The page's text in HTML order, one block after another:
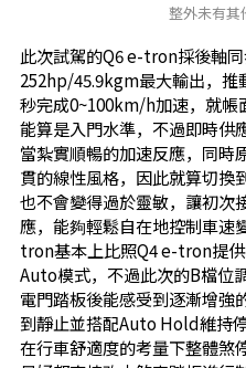
整外未有其
此次試駕的Q6 e-tron採後軸
252hp/45.9kgm最大輸出，推
秒完成0~100km/h加速，就帳
能算是入門水準，不過即時供
當紮實順暢的加速反應，同時
貫的線性風格，因此就算切換
也不會變得過於靈敏，讓初次
應，能夠輕鬆自在地控制車速
tron基本上比照Q4 e-tron提
Auto模式，不過此次的B檔位
電門踏板後能感受到逐漸增強
到靜止並搭配Auto Hold維持
在行車舒適度的考量下整體煞